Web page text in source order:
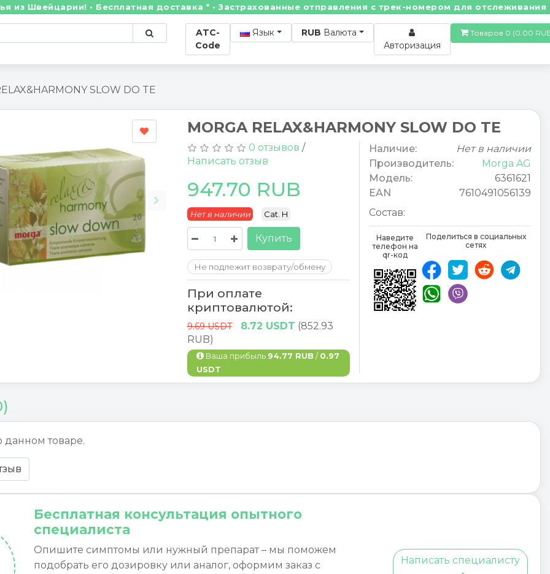
• Бесплатная доставка * • Застрахованные отправления с трек-номером для отслеживания!
ATC-
Code
Язык RUB Валюта
Авторизация
Товаров 0
SLOW DO TE
MORGA RELAX&HARMONY SLOW DO TE
0 отзывов /
Написать отзыв
947.70 RUB
Нет в наличии Cat. H
Купить
Не подлежит возврату/обмену
При оплате
криптовалютой:
9.69 USDT 8.72 USDT (852.93
RUB)
Ваша прибыль 94.77 RUB / 0.97
USDT
Наличие:
Нет в наличии
Производитель:
Morga AG
Модель:
6361621
EAN
7610491056139
Состав:
Наведите
телефон на
qr-код
Поделиться в социальных
сетях
данном товаре.
Бесплатная консультация опытного
специалиста
Опишите симптомы или нужный препарат – мы поможем
подобрать его дозировку или аналог, оформим заказ с
Написать специалисту